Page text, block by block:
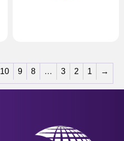
→
1
2
3
…
8
9
10